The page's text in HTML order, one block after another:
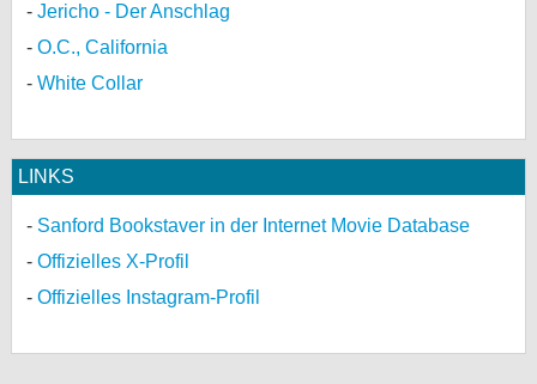
Jericho - Der Anschlag
O.C., California
White Collar
LINKS
Sanford Bookstaver in der Internet Movie Database
Offizielles X-Profil
Offizielles Instagram-Profil